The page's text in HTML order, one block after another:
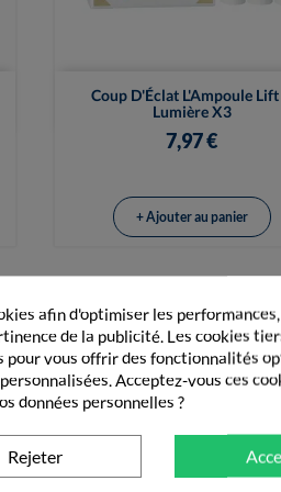
Coup D'Éclat L'Ampoule Lift
Lumière X3
7,97 €
Vue rapide
+ Ajouter au panier
afin d'optimiser les
de la publicité. Les cookies
vous offrir des fonctionnalités
Acceptez-vous ces
données personnelles ?
Rejeter